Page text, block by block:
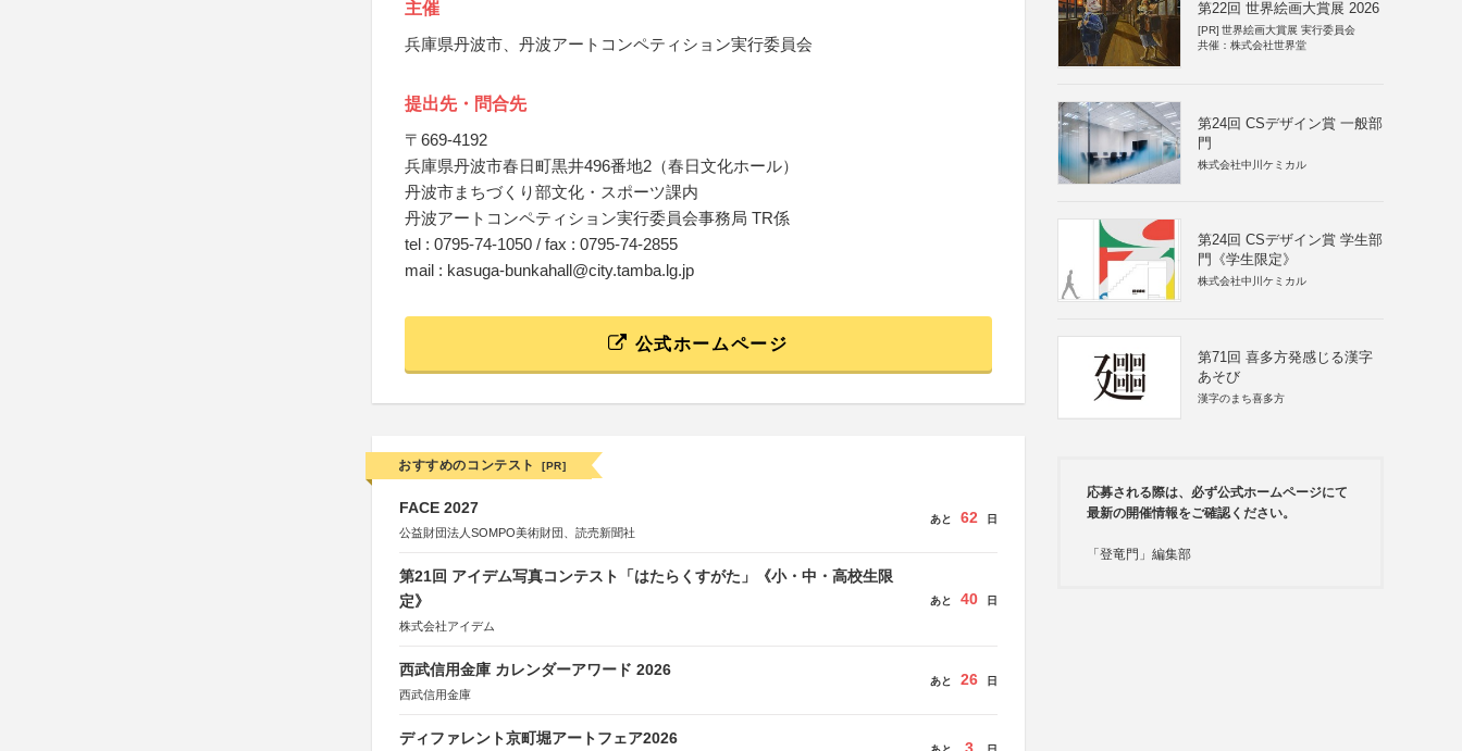
主催
兵庫県丹波市、丹波アートコンペティション実行委員会
提出先・問合先
〒669-4192
兵庫県丹波市春日町黒井496番地2（春日文化ホール）
丹波市まちづくり部文化・スポーツ課内
丹波アートコンペティション実行委員会事務局 TR係
tel : 0795-74-1050 / fax : 0795-74-2855
mail : kasuga-bunkahall@city.tamba.lg.jp
公式ホームページ
おすすめのコンテスト [PR]
FACE 2027
公益財団法人SOMPO美術財団、読売新聞社
あと 62 日
第21回 アイデム写真コンテスト「はたらくすがた」《小・中・高校生限
定》
株式会社アイデム
あと 40 日
西武信用金庫 カレンダーアワード 2026
西武信用金庫
あと 26 日
ディファレント京町堀アートフェア2026
第22回 世界絵画大賞展 2026
[PR] 世界絵画大賞展 実行委員会
共催：株式会社世界堂
第24回 CSデザイン賞 一般部
門
株式会社中川ケミカル
第24回 CSデザイン賞 学生部
門《学生限定》
株式会社中川ケミカル
第71回 喜多方発感じる漢字
あそび
漢字のまち喜多方
応募される際は、必ず公式ホームページにて
最新の開催情報をご確認ください。
「登竜門」編集部